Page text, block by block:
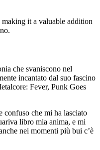
it a valuable addition
che svaniscono nel
incantato dal suo fascino
Fever, Punk Goes
confuso che mi ha lasciato
libro mia anima, e mi
nei momenti più bui c’è